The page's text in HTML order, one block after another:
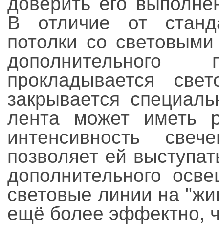
В отличие от
потолки со
прокладывается
закрывается
лента может иметь
интенсивность
позволяет ей
дополнительного
световые линии на
ещё более эффектно,